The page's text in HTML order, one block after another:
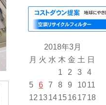
2018年3月
月 火 水 木 金 土 日
1
2 3
4
5
6 7 8 9 1011
12 13141516 17 18